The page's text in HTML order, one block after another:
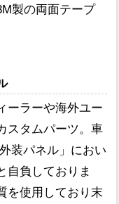
製の両面テープ
ーラーや海外ユー
スタムパーツ。車
装パネル」におい
自負しておりま
を使用しており末